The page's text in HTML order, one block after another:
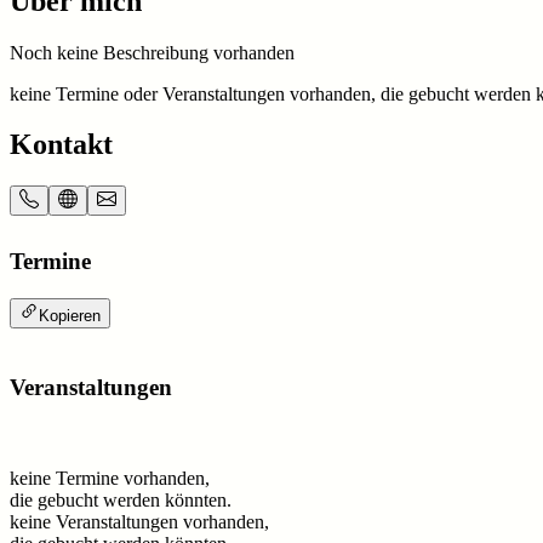
Noch keine Beschreibung vorhanden
keine Termine oder Veranstaltungen vorhanden, die gebucht werden
Kontakt
Termine
Kopieren
Veranstaltungen
keine Termine vorhanden,
die gebucht werden könnten.
keine Veranstaltungen vorhanden,